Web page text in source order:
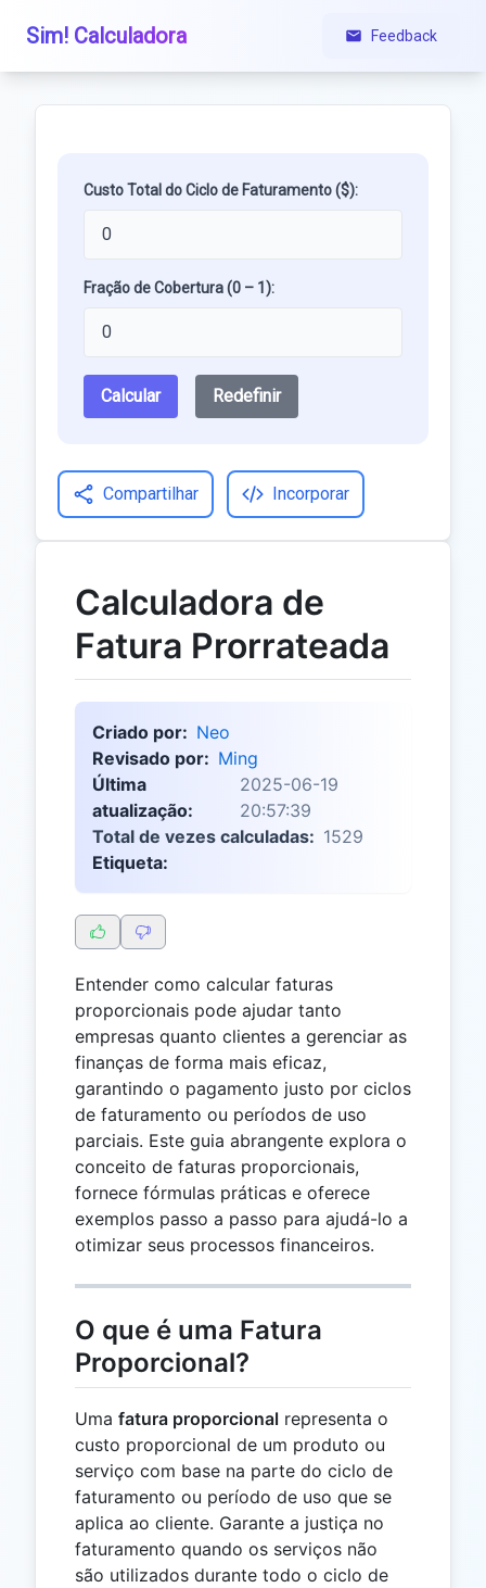
Sim! Calculadora Feedback
Custo Total do Ciclo de Faturamento ($):
Fração de Cobertura (0 – 1):
Calcular Redefinir
Compartilhar Incorporar
Calculadora de
Fatura Prorrateada
Criado por: Neo
Revisado por: Ming
Última
atualização:
2025-06-19
20:57:39
Total de vezes calculadas: 1529
Etiqueta:
Entender como calcular faturas
proporcionais pode ajudar tanto
empresas quanto clientes a gerenciar as
finanças de forma mais eficaz,
garantindo o pagamento justo por ciclos
de faturamento ou períodos de uso
parciais. Este guia abrangente explora o
conceito de faturas proporcionais,
fornece fórmulas práticas e oferece
exemplos passo a passo para ajudá-lo a
otimizar seus processos financeiros.
O que é uma Fatura
Proporcional?
Uma fatura proporcional representa o
custo proporcional de um produto ou
serviço com base na parte do ciclo de
faturamento ou período de uso que se
aplica ao cliente. Garante a justiça no
faturamento quando os serviços não
são utilizados durante todo o ciclo de